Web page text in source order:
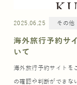
2025.06.25 その他
海外旅行予約サ
いて
海外旅行予約サイトを
の確認や判断ができな